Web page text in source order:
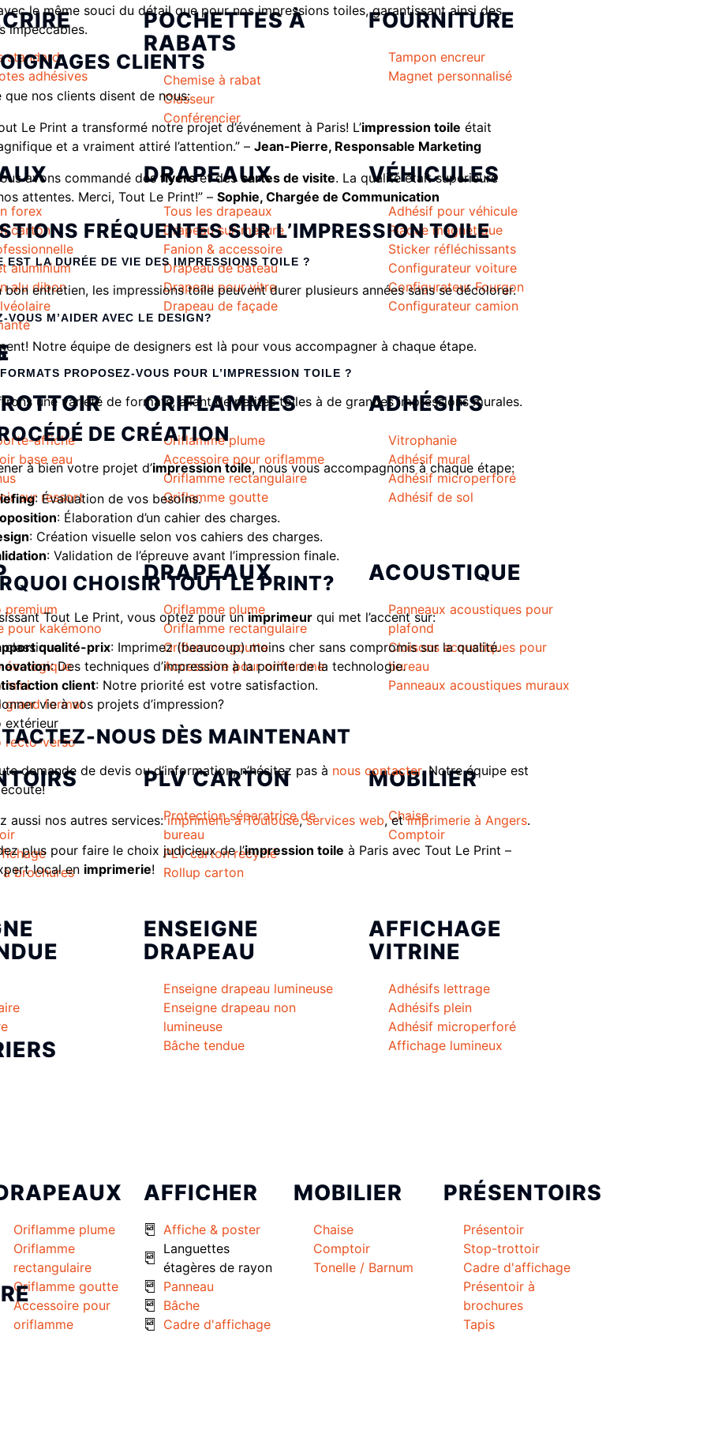
standard
adhésives
POCHETTES À
RABATS
Chemise à rabat
Classeur
Conférencier
FOURNITURE
Tampon encreur
Magnet personnalisé
forex
carton
aluminium
alu dibon
DRAPEAUX
Tous les drapeaux
Drapeau sur-mesure
Fanion & accessoire
Drapeau de bateau
Drapeau pour vitre
Drapeau de façade
VÉHICULES
Adhésif pour véhicule
Plaque magnétique
Sticker réfléchissants
Configurateur voiture
Configurateur Fourgon
Configurateur camion
affiche
base eau
sur ressort
ORIFLAMMES
Oriflamme plume
Accessoire pour oriflamme
Oriflamme rectangulaire
Oriflamme goutte
ADHÉSIFS
Vitrophanie
Adhésif mural
Adhésif microperforé
Adhésif de sol
premium
pour kakémono
classique
écologique
mini
grand format
extérieur
recto-verso
DRAPEAUX
Oriflamme plume
Oriflamme rectangulaire
Oriflamme goutte
Accessoire pour oriflamme
ACOUSTIQUE
Panneaux acoustiques pour
plafond
Cloisons acoustiques pour
bureau
Panneaux acoustiques muraux
brochures
PLV CARTON
Protection séparatrice de
bureau
PLV carton recyclé
Rollup carton
MOBILIER
Chaise
Comptoir
ENSEIGNE
DRAPEAU
Enseigne drapeau lumineuse
Enseigne drapeau non
lumineuse
Bâche tendue
AFFICHAGE
VITRINE
Adhésifs lettrage
Adhésifs plein
Adhésif microperforé
Affichage lumineux
Oriflamme plume
Oriflamme
rectangulaire
Oriflamme goutte
Accessoire pour
oriflamme
AFFICHER
Affiche & poster
Languettes
étagères de rayon
Panneau
Bâche
Cadre d'affichage
MOBILIER
Chaise
Comptoir
Tonelle / Barnum
PRÉSENTOIRS
Présentoir
Stop-trottoir
Cadre d'affichage
Présentoir à
brochures
Tapis
le même souci du détail que pour nos impressions toiles, garantissant ainsi des
impeccables.
CLIENTS
que nos clients disent de nous:
Le Print a transformé notre projet d’événement à Paris! L’impression toile était
et a vraiment attiré l’attention.” – Jean-Pierre, Responsable Marketing
avons commandé desflyerset descartes de visite. La qualité était supérieure
attentes. Merci, Tout Le Print!” – Sophie, Chargée de Communication
FRÉQUENTES SUR L’IMPRESSION TOILE
EST LA DURÉE DE VIE DES IMPRESSIONS TOILE ?
bon entretien, les impressions toile peuvent durer plusieurs années sans se décolorer.
VOUS M’AIDER AVEC LE DESIGN?
Notre équipe de designers est là pour vous accompagner à chaque étape.
PROPOSEZ-VOUS POUR L’IMPRESSION TOILE ?
une variété de formats, allant de petites toiles à de grandes impressions murales.
DE CRÉATION
à bien votre projet d’impression toile, nous vous accompagnons à chaque étape:
: Évaluation de vos besoins.
: Élaboration d’un cahier des charges.
: Création visuelle selon vos cahiers des charges.
: Validation de l’épreuve avant l’impression finale.
CHOISIR TOUT LE PRINT?
Tout Le Print, vous optez pour unimprimeurqui met l’accent sur:
qualité-prix: Imprimez (beaucoup) moins cher sans compromis sur la qualité.
: Des techniques d’impression à la pointe de la technologie.
client: Notre priorité est votre satisfaction.
vie à vos projets d’impression?
NOUS DÈS MAINTENANT
demande de devis ou d’information, n’hésitez pas à nous contacter. Notre équipe est
aussi nos autres services:imprimerie à Toulouse,services web, etimprimerie à Angers.
plus pour faire le choix judicieux de l’impression toile à Paris avec Tout Le Print –
local en imprimerie!